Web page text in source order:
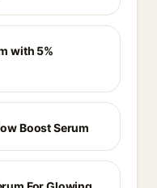
with 5%
Boost Serum